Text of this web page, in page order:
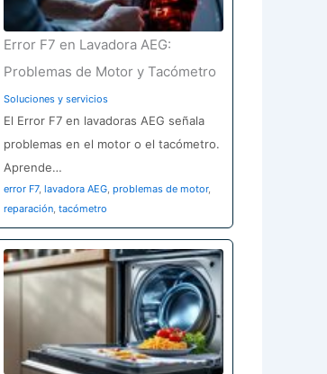
Error F7 en Lavadora AEG:
Problemas de Motor y Tacómetro
Soluciones y servicios
El Error F7 en lavadoras AEG señala
problemas en el motor o el tacómetro.
Aprende…
error F7, lavadora AEG, problemas de motor,
reparación, tacómetro